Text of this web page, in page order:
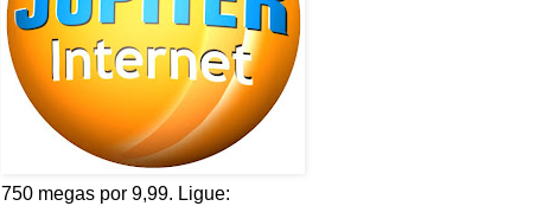
750 megas por 9,99. Ligue: